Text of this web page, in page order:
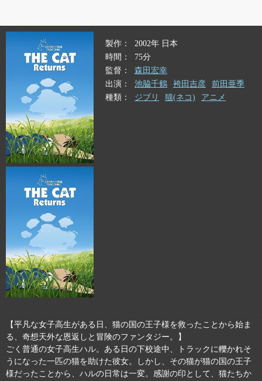
製作
2002年 日本
時間
75分
監督
森田宏幸
出演
池脇千鶴 袴田吉彦
前田亜季
種類
ジブリ 猫(ネコ) アニメ
【平凡な女子高生がある日、猫の国の王子様を救ったことから始ま
る、奇想天外な恩返しと冒険のファンタジー。】
ごく普通の女子高生ハル。ある日の下校途中、トラックに轢かれそ
うになった一匹の猫を助けた彼女。しかし、その猫が猫の国の王子
様だったことから、ハルの日常は一変。感謝の印として、猫たちか